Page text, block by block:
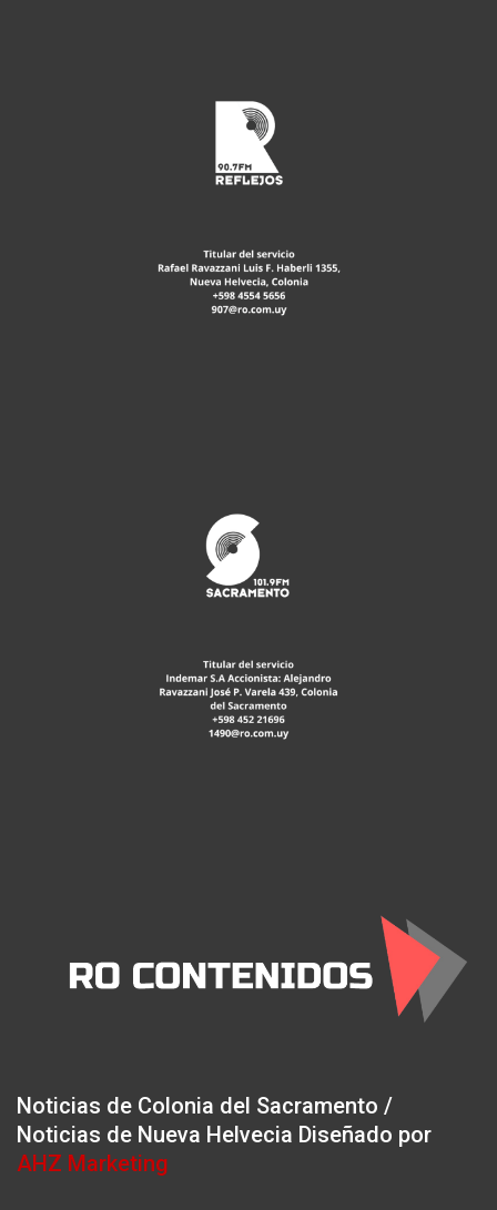
Noticias de Colonia del Sacramento /
Noticias de Nueva Helvecia Diseñado por
AHZ Marketing